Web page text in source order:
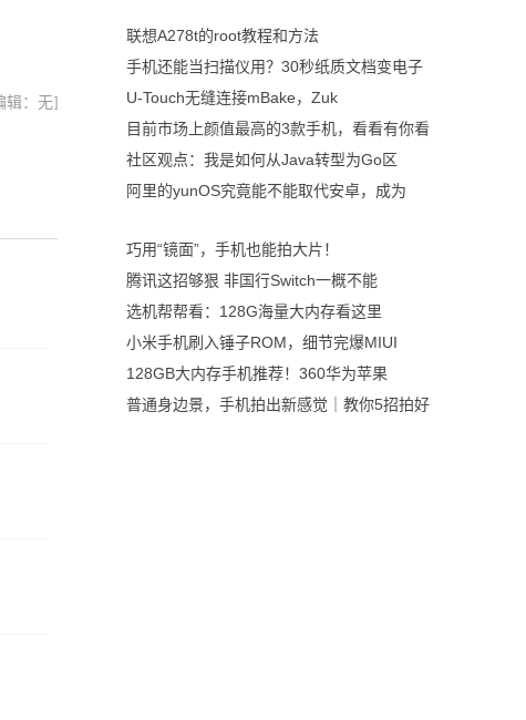
辑：无]
联想A278t的root教程和方法
手机还能当扫描仪用？30秒纸质文档变电子
U-Touch无缝连接mBake，Zuk
目前市场上颜值最高的3款手机，看看有你看
社区观点：我是如何从Java转型为Go区
阿里的yunOS究竟能不能取代安卓，成为
巧用“镜面”，手机也能拍大片！
腾讯这招够狠 非国行Switch一概不能
选机帮帮看：128G海量大内存看这里
小米手机刷入锤子ROM，细节完爆MIUI
128GB大内存手机推荐！360华为苹果
普通身边景，手机拍出新感觉｜教你5招拍好